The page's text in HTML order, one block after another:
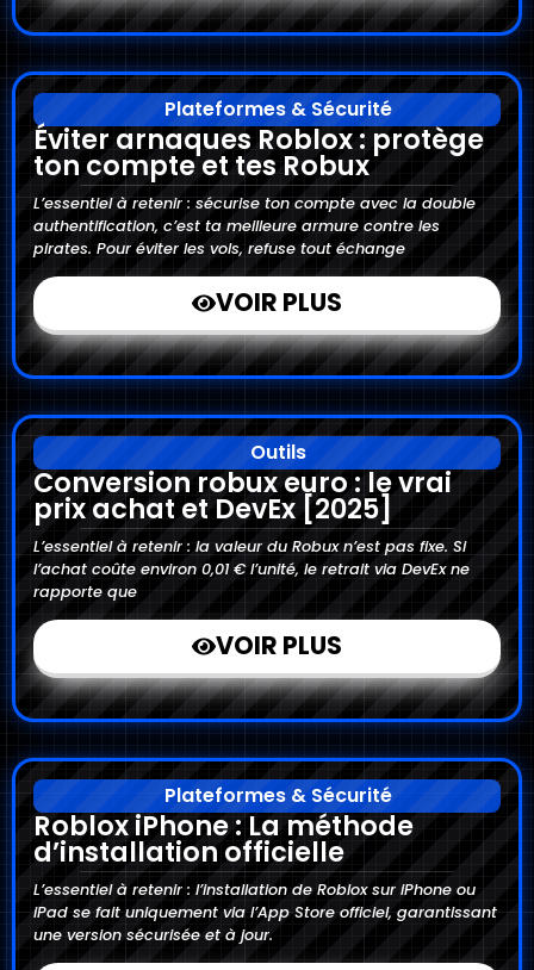
Plateformes & Sécurité
Éviter arnaques Roblox : protège
ton compte et tes Robux
L’essentiel à retenir : sécurise ton compte avec la double
authentification, c’est ta meilleure armure contre les
pirates. Pour éviter les vols, refuse tout échange
VOIR PLUS
Outils
Conversion robux euro : le vrai
prix achat et DevEx [2025]
L’essentiel à retenir : la valeur du Robux n’est pas fixe. Si
l’achat coûte environ 0,01 € l’unité, le retrait via DevEx ne
rapporte que
VOIR PLUS
Plateformes & Sécurité
Roblox iPhone : La méthode
d’installation officielle
L’essentiel à retenir : l’installation de Roblox sur iPhone ou
iPad se fait uniquement via l’App Store officiel, garantissant
une version sécurisée et à jour.